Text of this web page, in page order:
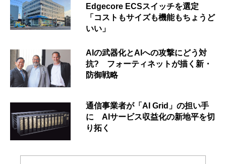
Edgecore ECSスイッチを選定
「コストもサイズも機能もちょうど
いい」
AIの武器化とAIへの攻撃にどう対
抗? フォーティネットが描く新・
防御戦略
通信事業者が「AI Grid」の担い手
に AIサービス収益化の新地平を切
り拓く